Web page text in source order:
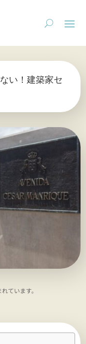
い！建築家セ
ています。